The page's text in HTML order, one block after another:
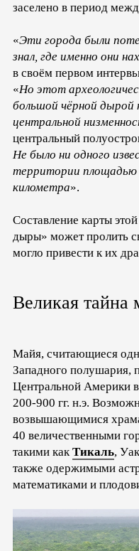
заселено в период
«Эти города были
знал, где именно они
в своём первом
«Но этот
большой чёрной дырой
центральной
центральный
Не было ни одного
территории площадью
километра».
Составление карты
дыры» может пролить
могло привести к их
Великая тайна
Майя, считающиеся
Западного полушария,
Центральной Америки
200-900 гг. н.э.
возвышающимися
40 величественными
такими как Тикаль,
также одержимыми
математиками и